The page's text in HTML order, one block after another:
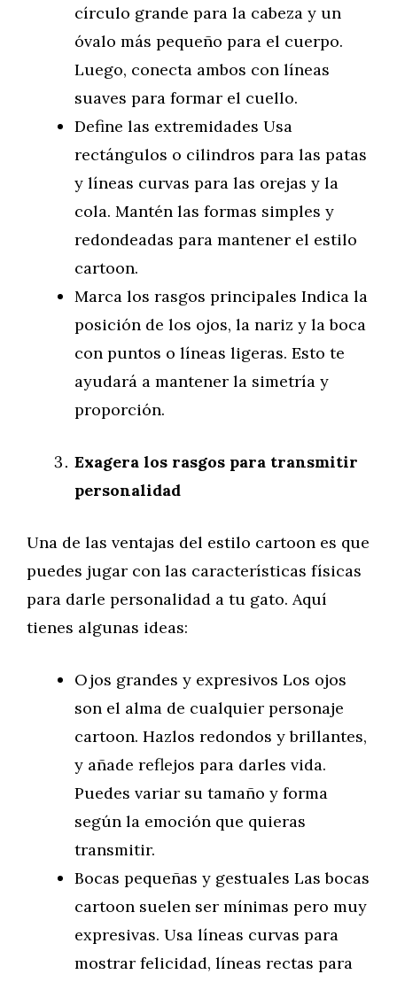
círculo grande para la cabeza y un
óvalo más pequeño para el cuerpo.
Luego, conecta ambos con líneas
suaves para formar el cuello.
Define las extremidades Usa
rectángulos o cilindros para las patas
y líneas curvas para las orejas y la
cola. Mantén las formas simples y
redondeadas para mantener el estilo
cartoon.
Marca los rasgos principales Indica la
posición de los ojos, la nariz y la boca
con puntos o líneas ligeras. Esto te
ayudará a mantener la simetría y
proporción.
Exagera los rasgos para transmitir
personalidad
Una de las ventajas del estilo cartoon es que
puedes jugar con las características físicas
para darle personalidad a tu gato. Aquí
tienes algunas ideas:
Ojos grandes y expresivos Los ojos
son el alma de cualquier personaje
cartoon. Hazlos redondos y brillantes,
y añade reflejos para darles vida.
Puedes variar su tamaño y forma
según la emoción que quieras
transmitir.
Bocas pequeñas y gestuales Las bocas
cartoon suelen ser mínimas pero muy
expresivas. Usa líneas curvas para
mostrar felicidad, líneas rectas para